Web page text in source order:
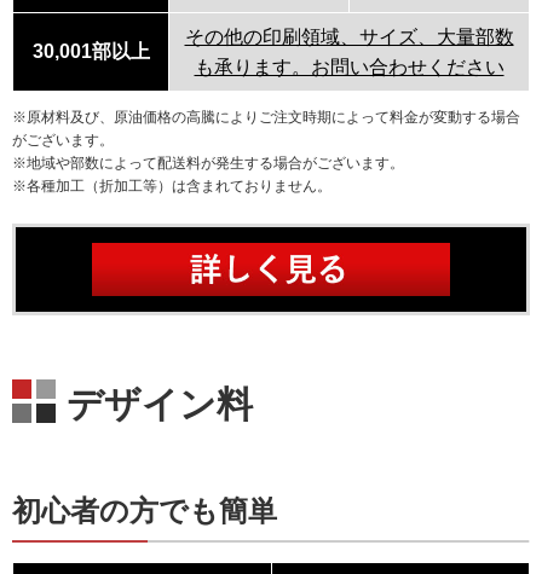
30,001部以上
その他の印刷領域、サイズ、大量部数
も承ります。お問い合わせください
※原材料及び、原油価格の高騰によりご注文時期によって料金が変動する場合
がございます。
※地域や部数によって配送料が発生する場合がございます。
※各種加工（折加工等）は含まれておりません。
デザイン料
初心者の方でも簡単